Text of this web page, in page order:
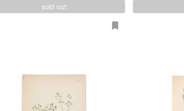
sold out